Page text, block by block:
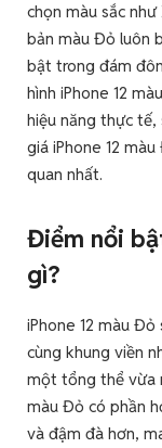
chọn màu sắc
bản màu Đỏ luôn
bật trong đám
hình iPhone 12
hiệu năng thực
giá iPhone 12
quan nhất.
Điểm nổi
gì?
iPhone 12 màu
cùng khung viền
một tổng thể vừa
màu Đỏ có phần
và đậm đà hơn,